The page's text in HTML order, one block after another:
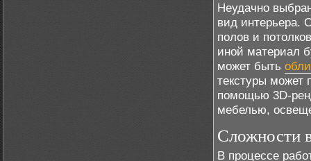
Неудачно
вид интерьера.
полов и
иной материал
может быть
текстуры
помощью 3D-
мебелью,
Сложности
В процессе